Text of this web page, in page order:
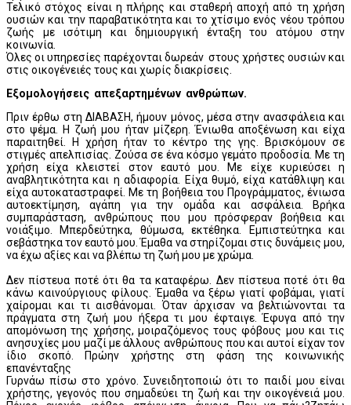
Τελικό στόχος είναι η πλήρης και σταθερή αποχή από τη χρήση
ουσιών και την παραβατικότητα και το χτίσιμο ενός νέου τρόπου
ζωής με ισότιμη και δημιουργική ένταξη του ατόμου στην
κοινωνία.
Όλες οι υπηρεσίες παρέχονται δωρεάν στους χρήστες ουσιών και
στις οικογένειές τους και χωρίς διακρίσεις.
Εξομολογήσεις απεξαρτημένων ανθρώπων.
Πριν έρθω στη ΔΙΑΒΑΣΗ, ήμουν μόνος, μέσα στην ανασφάλεια και
στο ψέμα. Η ζωή μου ήταν μίζερη. Ένιωθα αποξένωση και είχα
παραιτηθεί. Η χρήση ήταν το κέντρο της γης. Βρισκόμουν σε
στιγμές απελπισίας. Ζούσα σε ένα κόσμο γεμάτο προδοσία. Με τη
χρήση είχα κλειστεί στον εαυτό μου. Με είχε κυριεύσει η
αναβλητικότητα και η αδιαφορία. Είχα θυμό, είχα κατάθλιψη και
είχα αυτοκαταστραφεί. Με τη βοήθεια του Προγράμματος, ένιωσα
αυτοεκτίμηση, αγάπη για την ομάδα και ασφάλεια. Βρήκα
συμπαράσταση, ανθρώπους που μου πρόσφεραν βοήθεια και
νοιάξιμο. Μπερδεύτηκα, θύμωσα, εκτέθηκα. Εμπιστεύτηκα και
σεβάστηκα τον εαυτό μου. Έμαθα να στηρίζομαι στις δυνάμεις μου,
να έχω αξίες και να βλέπω τη ζωή μου με χρώμα.
Δεν πίστευα ποτέ ότι θα τα καταφέρω. Δεν πίστευα ποτέ ότι θα
κάνω καινούργιους φίλους. Έμαθα να ξέρω γιατί φοβάμαι, γιατί
χαίρομαι και τι αισθάνομαι. Όταν άρχισαν να βελτιώνονται τα
πράγματα στη ζωή μου ήξερα τι μου έφταιγε. Έφυγα από την
απομόνωση της χρήσης, μοιραζόμενος τους φόβους μου και τις
ανησυχίες μου μαζί με άλλους ανθρώπους που και αυτοί είχαν τον
ίδιο σκοπό. Πρώην χρήστης στη φάση της κοινωνικής
επανένταξης
Γυρνάω πίσω στο χρόνο. Συνειδητοποιώ ότι το παιδί μου είναι
χρήστης, γεγονός που σημαδεύει τη ζωή και την οικογένειά μου.